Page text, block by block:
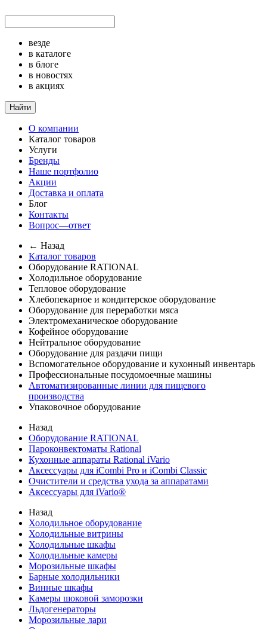
везде
в каталоге
в блоге
в новостях
в акциях
Найти
О компании
Каталог товаров
Услуги
Бренды
Наше портфолио
Акции
Доставка и оплата
Блог
Контакты
Вопрос—ответ
← Назад
Каталог товаров
Оборудование RATIONAL
Холодильное оборудование
Тепловое оборудование
Хлебопекарное и кондитерское оборудование
Оборудование для переработки мяса
Электромеханическое оборудование
Кофейное оборудование
Нейтральное оборудование
Оборудование для раздачи пищи
Вспомогательное оборудование и кухонный инвентарь
Профессиональные посудомоечные машины
Автоматизированные линии для пищевого
производства
Упаковочное оборудование
Назад
Оборудование RATIONAL
Пароконвектоматы Rational
Кухонные аппараты Rational iVario
Аксессуары для iCombi Pro и iCombi Classic
Очистители и средства ухода за аппаратами
Аксессуары для iVario®
Назад
Холодильное оборудование
Холодильные витрины
Холодильные шкафы
Холодильные камеры
Морозильные шкафы
Барные холодильники
Винные шкафы
Камеры шоковой заморозки
Льдогенераторы
Морозильные лари